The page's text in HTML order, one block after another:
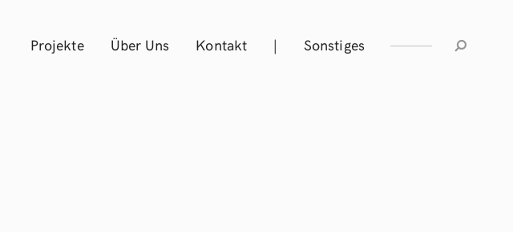
Projekte Über Uns Kontakt | Sonstiges